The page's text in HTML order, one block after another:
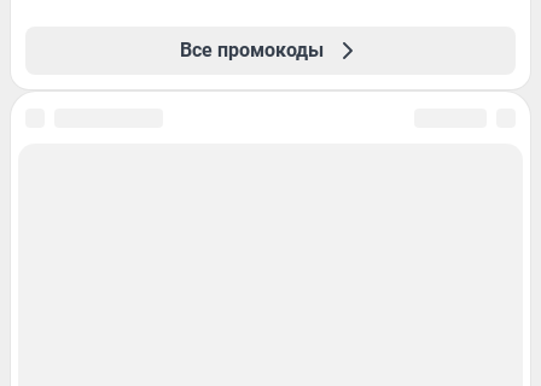
Все промокоды